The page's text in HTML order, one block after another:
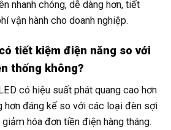
nhanh chóng, dễ dàng hơn, tiết
vận hành cho doanh nghiệp.
tiết kiệm điện năng so với
thống không?
có hiệu suất phát quang cao hơn
hơn đáng kể so với các loại đèn sợi
hóa đơn tiền điện hàng tháng.